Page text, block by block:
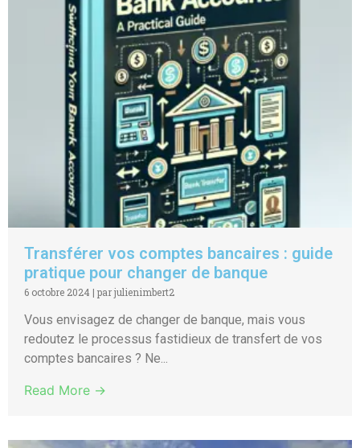
Transférer vos comptes bancaires : guide
pratique pour changer de banque
6 octobre 2024 | par julienimbert2
Vous envisagez de changer de banque, mais vous
redoutez le processus fastidieux de transfert de vos
comptes bancaires ? Ne...
Read More →